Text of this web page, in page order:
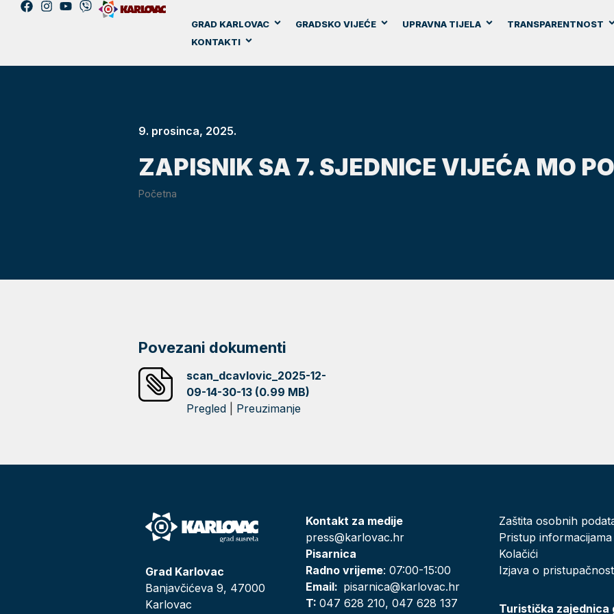
GRAD KARLOVAC GRADSKO VIJEĆE UPRAVNA TIJELA TRANSPARENTNOST
KONTAKTI
9. prosinca, 2025.
ZAPISNIK SA 7. SJEDNICE VIJEĆA MO
Početna
Povezani dokumenti
scan_dcavlovic_2025-12-
09-14-30-13 (0.99 MB)
Pregled
Preuzimanje
Grad Karlovac
Banjavčićeva 9, 47000
Karlovac
Kontakt za medije
press@karlovac.hr
Pisarnica
Radno vrijeme: 07:00-15:00
Email: pisarnica@karlovac.hr
T:047 628 210, 047 628 137
Zaštita osobnih
Pristup informacijama
Kolačići
Izjava o
Turistička zajednica